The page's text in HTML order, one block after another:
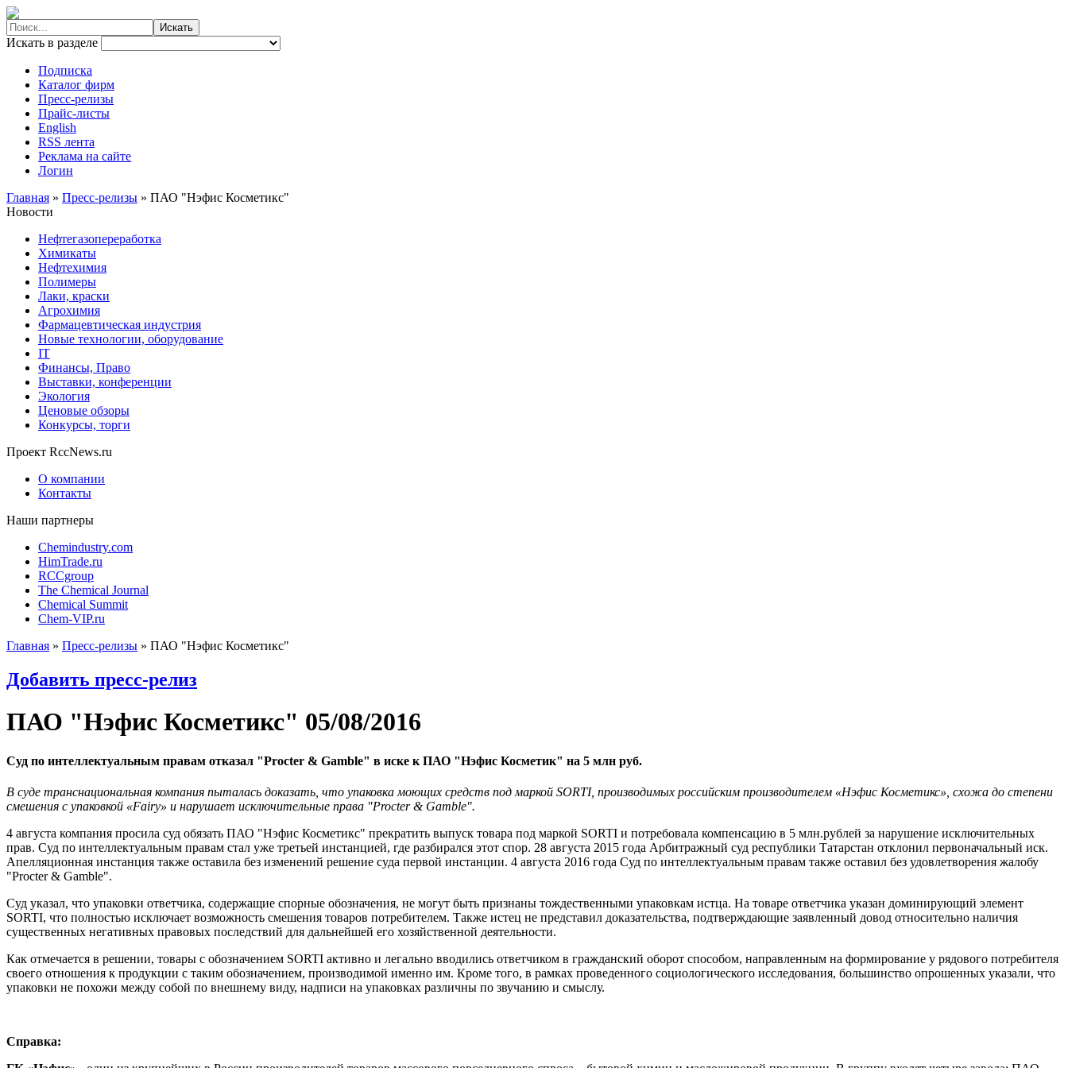
Искать в разделе
Подписка
Каталог фирм
Пресс-релизы
Прайс-листы
English
RSS лента
Реклама на сайте
Логин
Главная » Пресс-релизы » ПАО "Нэфис Косметикс"
Новости
Нефтегазопереработка
Химикаты
Нефтехимия
Полимеры
Лаки, краски
Агрохимия
Фармацевтическая индустрия
Новые технологии, оборудование
IT
Финансы, Право
Выставки, конференции
Экология
Ценовые обзоры
Конкурсы, торги
Проект RccNews.ru
О компании
Контакты
Наши партнеры
Chemindustry.com
HimTrade.ru
RCCgroup
The Chemical Journal
Chemical Summit
Chem-VIP.ru
Главная » Пресс-релизы » ПАО "Нэфис Косметикс"
Добавить пресс-релиз
ПАО "Нэфис Косметикс" 05/08/2016
Суд по интеллектуальным правам отказал "Procter & Gamble" в иске к ПАО "Нэфис Косметик" на 5 млн руб.
В суде транснациональная компания пыталась доказать, что упаковка моющих средств под маркой SORTI, производимых российским производителем «Нэфис Косметикс», схожа до степени
смешения с упаковкой «Fairy» и нарушает исключительные права "Procter & Gamble".
4 августа компания просила суд обязать ПАО "Нэфис Косметикс" прекратить выпуск товара под маркой SORTI и потребовала компенсацию в 5 млн.рублей за нарушение исключительных
прав. Суд по интеллектуальным правам стал уже третьей инстанцией, где разбирался этот спор. 28 августа 2015 года Арбитражный суд республики Татарстан отклонил первоначальный иск.
Апелляционная инстанция также оставила без изменений решение суда первой инстанции. 4 августа 2016 года Суд по интеллектуальным правам также оставил без удовлетворения жалобу
"Procter & Gamble".
Суд указал, что упаковки ответчика, содержащие спорные обозначения, не могут быть признаны тождественными упаковкам истца. На товаре ответчика указан доминирующий элемент
SORTI, что полностью исключает возможность смешения товаров потребителем. Также истец не представил доказательства, подтверждающие заявленный довод относительно наличия
существенных негативных правовых последствий для дальнейшей его хозяйственной деятельности.
Как отмечается в решении, товары с обозначением SORTI активно и легально вводились ответчиком в гражданский оборот способом, направленным на формирование у рядового потребителя
своего отношения к продукции с таким обозначением, производимой именно им. Кроме того, в рамках проведенного социологического исследования, большинство опрошенных указали, что
упаковки не похожи между собой по внешнему виду, надписи на упаковках различны по звучанию и смыслу.
Справка: